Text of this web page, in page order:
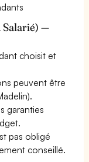
Salarié) —
choisit et
peuvent être
garanties
pas obligé
conseillé.